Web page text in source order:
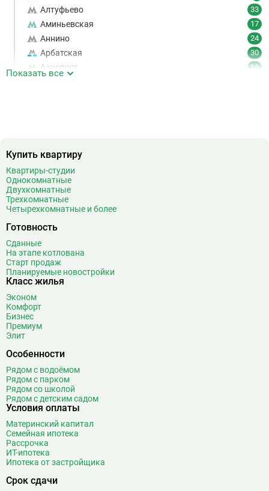
Алтуфьево 33
Аминьевская 17
Аннино 24
Арбатская 30
Аэропорт 16
Беговая
Беломорская
Белорусская
Беляево
Библиотека имени Ленина
Битцевский парк
Борисово
Боровицкая
Ботанический сад
Бунинская аллея
Бутырская
В Вавиловская
Варшавская
ВДНХ
Верхние Лихоборы
Владыкино
Водный стадион
Показать все
Купить квартиру
Квартиры-студии
Однокомнатные
Двухкомнатные
Трехкомнатные
Четырехкомнатные и более
Готовность
Сданные
На этапе котлована
Старт продаж
Планируемые новостройки
Класс жилья
Эконом
Комфорт
Бизнес
Премиум
Элит
Особенности
Рядом с водоёмом
Рядом с парком
Рядом со школой
Рядом с детским садом
Условия оплаты
Материнский капитал
Семейная ипотека
Рассрочка
ИТ-ипотека
Ипотека от застройщика
Срок сдачи